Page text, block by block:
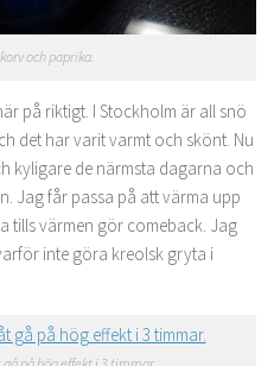
och paprika.
på riktigt. I Stockholm är all snö
det har varit varmt och skönt. Nu
kyligare de närmsta dagarna och
Jag får passa på att värma upp
tills värmen gör comeback. Jag
inte göra kreolsk gryta i